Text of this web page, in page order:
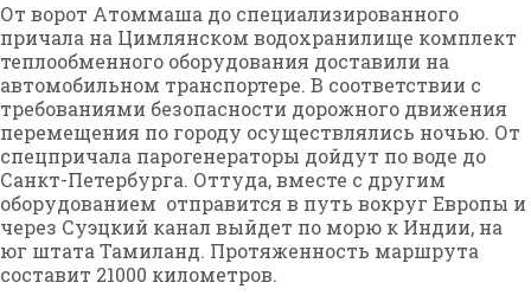
От ворот Атоммаша до специализированного
причала на Цимлянском водохранилище комплект
теплообменного оборудования доставили на
автомобильном транспортере. В соответствии с
требованиями безопасности дорожного движения
перемещения по городу осуществлялись ночью. От
спецпричала парогенераторы дойдут по воде до
Санкт-Петербурга. Оттуда, вместе с другим
оборудованием отправится в путь вокруг Европы и
через Суэцкий канал выйдет по морю к Индии, на
юг штата Тамиланд. Протяженность маршрута
составит 21000 километров.